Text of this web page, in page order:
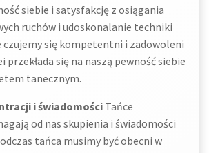
siebie i satysfakcję z osiągania
ruchów i udoskonalanie techniki
czujemy się kompetentni i zadowoleni
przekłada się na naszą pewność siebie
tanecznym.
i świadomości Tańce
od nas skupienia i świadomości
tańca musimy być obecni w